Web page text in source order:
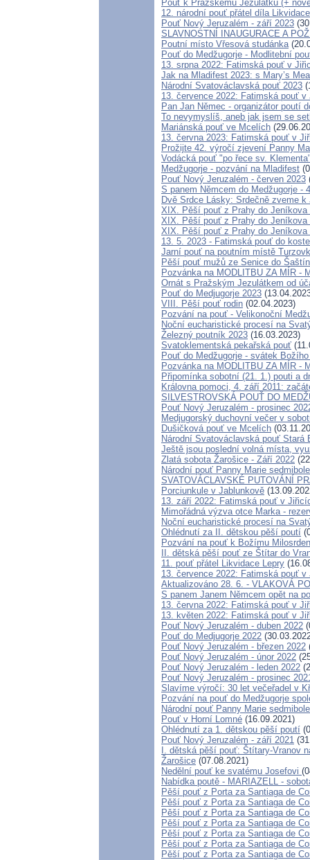
Pouť k Pražskému Jezulátku (+
12. národní pouť přátel díla
Pouť Nový Jeruzalém - září 2023
SLAVNOSTNÍ INAUGURACE A
Poutní místo Vřesová studánka
Pouť do Medžugorje - Modlitební
13. srpna 2022: Fatimská pouť v
Jak na Mladifest 2023: s Mary’s
Národní Svatováclavská pouť 2023
13. července 2022: Fatimská pouť
Pan Jan Němec - organizátor poutí
To nevymyslíš, aneb jak jsem se
Mariánská pouť ve Mcelích
13. června 2023: Fatimská pouť v
Prožijte 42. výročí zjevení Panny
Vodácká pouť "po řece sv.
Medžugorje - pozvání na Mladifest
Pouť Nový Jeruzalém - červen 2023
S panem Němcem do Medžugorje -
Dvě Srdce Lásky: Srdečně zveme
XIX. Pěší pouť z Prahy do Jeníkova
XIX. Pěší pouť z Prahy do Jeníkova
XIX. Pěší pouť z Prahy do Jeníkova
13. 5. 2023 - Fatimská pouť do
Jarní pouť na poutním místě
Pěší pouť mužů ze Senice do
Pozvánka na MODLITBU ZA MÍR -
Ornát s Pražským Jezulátkem od
Pouť do Medjugorje 2023
VIII. Pěší pouť rodin (02.04.2023)
Pozvání na pouť - Velikonoční
Noční eucharistické procesí na
Železný poutník 2023 (16.03.2023)
Svatoklementská pekařská pouť
Pouť do Medžugorje - svátek
Pozvánka na MODLITBU ZA MÍR -
Připomínka sobotní (21. 1.) pouti a
Královna pomoci, 4. září 2011:
SILVESTROVSKÁ POUŤ DO
Pouť Nový Jeruzalém - prosinec
Medjugorský duchovní večer v
Dušičková pouť ve Mcelích
Národní Svatováclavská pouť Stará
Ještě jsou poslední volná místa,
Zlatá sobota Žarošice - Září 2022
Národní pouť Panny Marie
SVATOVÁCLAVSKÉ PUTOVÁNÍ
Porciunkule v Jablunkově
13. září 2022: Fatimská pouť v
Mimořádná výzva otce Marka -
Noční eucharistické procesí na
Ohlédnutí za II. dětskou pěší poutí
Pozvání na pouť k Božímu
II. dětská pěší pouť ze Štítar do
11. pouť přátel Likvidace Lepry
13. července 2022: Fatimská pouť
Aktualizováno 28. 6. - VLAKOVÁ
S panem Janem Němcem opět na
13. června 2022: Fatimská pouť v
13. květen 2022: Fatimská pouť v
Pouť Nový Jeruzalém - duben 2022
Pouť do Medjugorje 2022
Pouť Nový Jeruzalém - březen 2022
Pouť Nový Jeruzalém - únor 2022
Pouť Nový Jeruzalém - leden 2022
Pouť Nový Jeruzalém - prosinec
Slavíme výročí: 30 let večeřadel v
Pozvání na pouť do Medžugorje
Národní pouť Panny Marie
Pouť v Horní Lomné (16.09.2021)
Ohlédnutí za 1. dětskou pěší poutí
Pouť Nový Jeruzalém - září 2021
I. dětská pěší pouť: Štítary-Vranov
Žarošice (07.08.2021)
Nedělní pouť ke svatému Josefovi
Nabídka poutě - MARIAZELL -
Pěší pouť z Porta za Santiaga de
Pěší pouť z Porta za Santiaga de
Pěší pouť z Porta za Santiaga de
Pěší pouť z Porta za Santiaga de
Pěší pouť z Porta za Santiaga de
Pěší pouť z Porta za Santiaga de
Pěší pouť z Porta za Santiaga de